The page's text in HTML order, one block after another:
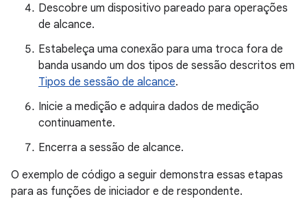
Descobre um dispositivo pareado para operações
de alcance.
Estabeleça uma conexão para uma troca fora de
banda usando um dos tipos de sessão descritos em
Tipos de sessão de alcance.
Inicie a medição e adquira dados de medição
continuamente.
Encerra a sessão de alcance.
O exemplo de código a seguir demonstra essas etapas
para as funções de iniciador e de respondente.